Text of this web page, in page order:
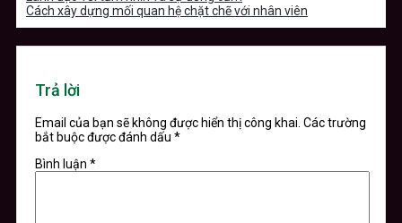
Cách xây dựng mối quan hệ chặt chẽ với nhân viên
Trả lời
Email của bạn sẽ không được hiển thị công khai. Các trường
bắt buộc được đánh dấu *
Bình luận *